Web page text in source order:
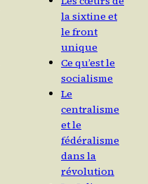
la sixtine et
le front
unique
Ce qu’est le
socialisme
Le
centralisme
et le
fédéralisme
dans la
révolution